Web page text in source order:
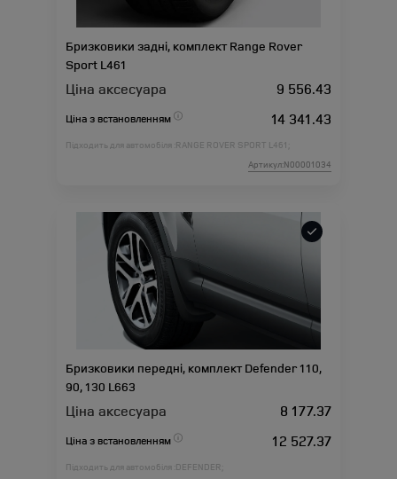
Бризковики задні, комплект Range Rover
Sport L461
Ціна аксесуара 9 556.43
Ціна з встановленням 14 341.43
Підходить для автомобіля : RANGE ROVER SPORT L461;
Артикул:N00001034
Бризковики передні, комплект Defender 110,
90, 130 L663
Ціна аксесуара 8 177.37
Ціна з встановленням 12 527.37
Підходить для автомобіля : DEFENDER;